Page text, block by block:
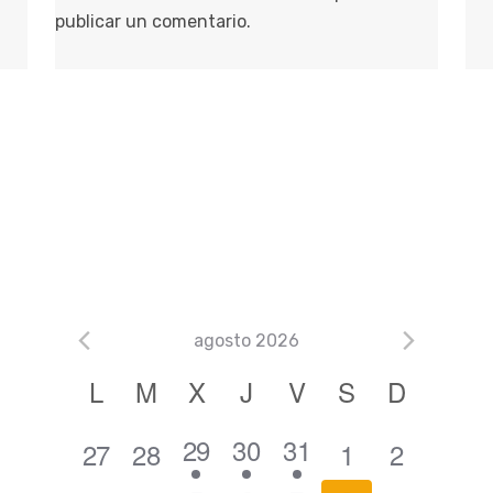
publicar un comentario.
agosto 2026
CL M X J V S
D
0
27 0
28
1
29
2
30
2
31
0
1
0
2